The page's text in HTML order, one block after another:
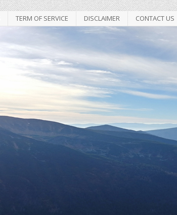
TERM OF SERVICE DISCLAIMER CONTACT US